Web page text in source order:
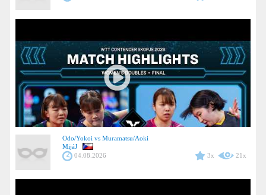
Odo/Yokoi vs Muramatsu/Aoki
MijáJ
04.08.2026
3x 21x